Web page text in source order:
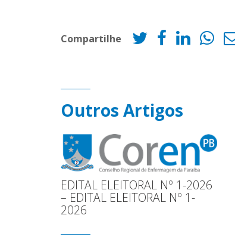
Compartilhe
Outros Artigos
EDITAL ELEITORAL Nº 1-2026
– EDITAL ELEITORAL Nº 1-
2026